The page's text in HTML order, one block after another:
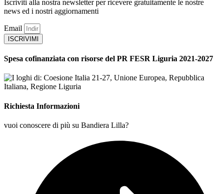
Iscriviti alla nostra newsletter per ricevere gratuitamente le nostre
news ed i nostri aggiornamenti
Email
ISCRIVIMI
Spesa cofinanziata con risorse del PR FESR Liguria 2021-2027
Richiesta Informazioni
vuoi conoscere di più su Bandiera Lilla?